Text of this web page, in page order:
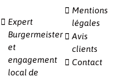
Expert
Burgermeister
et
engagement
local de
Mentions
légales
Avis
clients
Contact